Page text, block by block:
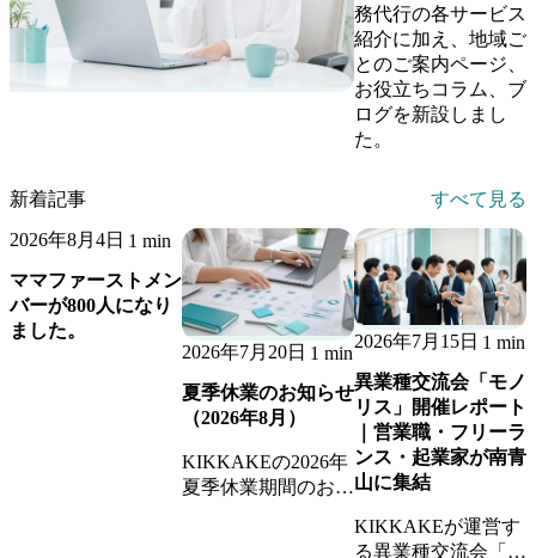
務代行の各サービス
紹介に加え、地域ご
とのご案内ページ、
お役立ちコラム、ブ
ログを新設しまし
た。
新着記事 すべて見る
2026年8月4日 1 min
ママファーストメン
バーが800人になり
ました。
2026年7月20日 1 min
夏季休業のお知らせ
（2026年8月）
KIKKAKEの2026年
夏季休業期間のお知
2026年7月15日 1 min
異業種交流会「モノ
リス」開催レポート
｜営業職・フリーラ
ンス・起業家が南青
山に集結
KIKKAKEが運営す
る異業種交流会「モ